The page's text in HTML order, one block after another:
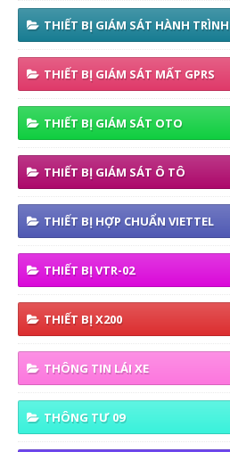
THIẾT BỊ GIÁM SÁT HÀNH TRÌNH
THIẾT BỊ GIÁM SÁT MẤT GPRS
THIẾT BỊ GIÁM SÁT OTO
THIẾT BỊ GIÁM SÁT Ô TÔ
THIẾT BỊ HỢP CHUẨN VIETTEL
THIẾT BỊ VTR-02
THIẾT BỊ X200
THÔNG TIN LÁI XE
THÔNG TƯ 09